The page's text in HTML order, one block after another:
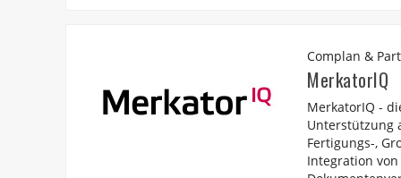
Complan &
MerkatorIQ
MerkatorIQ -
Unterstützung
Fertigungs-,
Integration von